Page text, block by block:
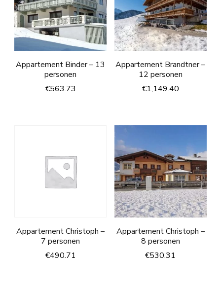
Appartement Binder – 13
personen
€563.73
Appartement Brandtner –
12 personen
€1,149.40
Appartement Christoph –
7 personen
€490.71
Appartement Christoph –
8 personen
€530.31